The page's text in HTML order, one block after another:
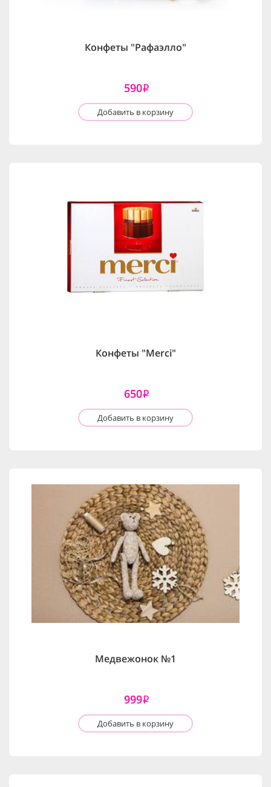
Конфеты "Рафаэлло"
590i
Добавить в корзину
Конфеты "Merci"
650i
Добавить в корзину
Медвежонок №1
999i
Добавить в корзину